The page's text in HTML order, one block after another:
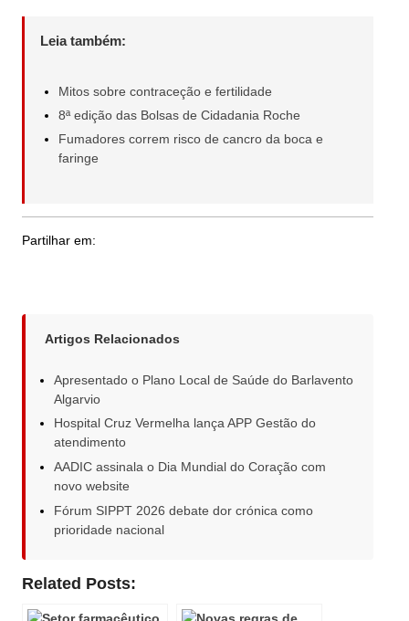
Leia também:
Mitos sobre contraceção e fertilidade
8ª edição das Bolsas de Cidadania Roche
Fumadores correm risco de cancro da boca e
faringe
Partilhar em:
Artigos Relacionados
Apresentado o Plano Local de Saúde do Barlavento
Algarvio
Hospital Cruz Vermelha lança APP Gestão do
atendimento
AADIC assinala o Dia Mundial do Coração com
novo website
Fórum SIPPT 2026 debate dor crónica como
prioridade nacional
Related Posts: